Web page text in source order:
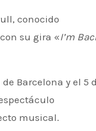
su gira «I’m
Barcelona y el 5
musical.